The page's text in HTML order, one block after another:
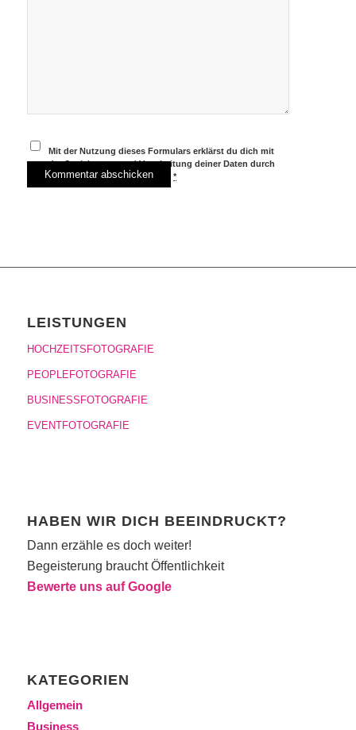
Mit der Nutzung dieses Formulars erklärst du dich mit
der Speicherung und Verarbeitung deiner Daten durch
diese Website einverstanden.*
LEISTUNGEN
HOCHZEITSFOTOGRAFIE
PEOPLEFOTOGRAFIE
BUSINESSFOTOGRAFIE
EVENTFOTOGRAFIE
HABEN WIR DICH BEEINDRUCKT?
Dann erzähle es doch weiter!
Begeisterung braucht Öffentlichkeit
Bewerte uns auf Google
KATEGORIEN
Allgemein
Business